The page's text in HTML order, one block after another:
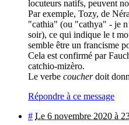
locuteurs natifs, peuvent
Par exemple, Tozy, de
"cathia" (ou "cathya" - je
soir), ce qui indique le t
semble être un francisme
Cela est confirmé par
catchio-mizèro.
Le verbe coucherdoit
Répondre à ce message
# Le 6 novembre 2020 à